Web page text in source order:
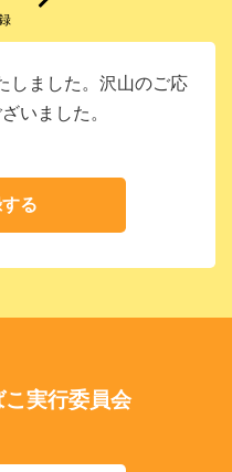
しました。沢山のご応
いました。
る
実行委員会